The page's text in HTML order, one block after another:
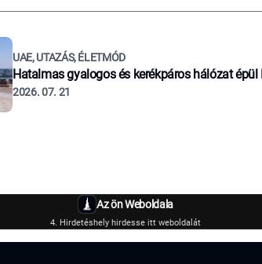
UAE, UTAZÁS, ÉLETMÓD
Hatalmas gyalogos és kerékpáros hálózat
2026. 07. 21
Az ön Weboldala
4. Hirdetéshely hirdesse itt weboldalát